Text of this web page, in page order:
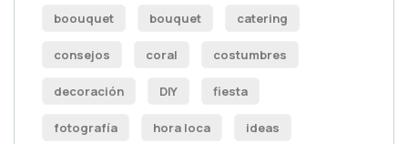
boouquet bouquet catering
consejos coral costumbres
decoración DIY fiesta
fotografía hora loca ideas